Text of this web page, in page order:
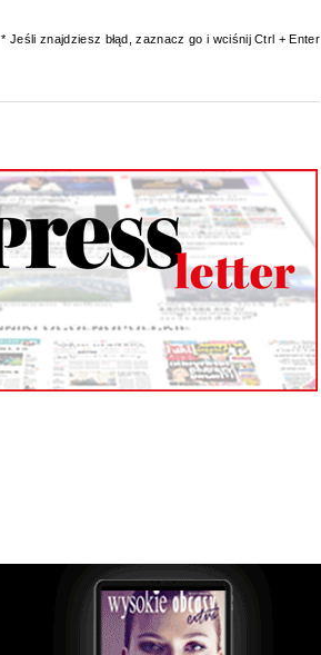
* Jeśli znajdziesz błąd, zaznacz go i wciśnij Ctrl + Enter